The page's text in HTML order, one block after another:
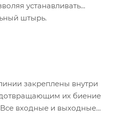
устанавливать
штырь.
закреплены внутри
их биение
входные и выходные